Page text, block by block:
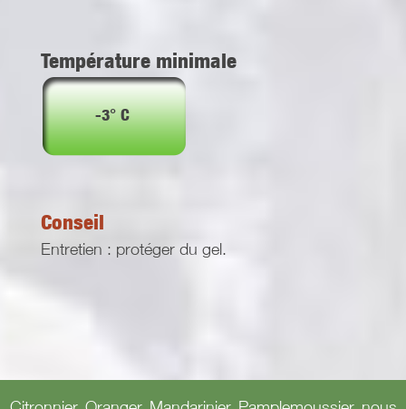
Température minimale
-3° C
Conseil
Entretien : protéger du gel.